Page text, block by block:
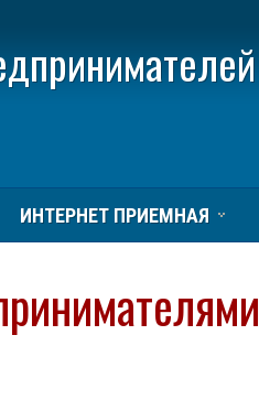
ИНТЕРНЕТ ПРИЕМНАЯ